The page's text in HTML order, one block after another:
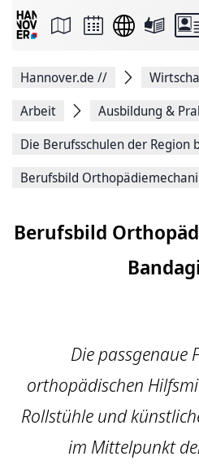
Seite
Facebook
teilen
Seitenlink
Seite
Hannover.de //
Arbeit
Ausbildung &
Die Berufsschulen der Region
Berufsbild
Berufsbild
Die passgenaue
orthopädischen
Rollstühle und
im Mittelpunkt